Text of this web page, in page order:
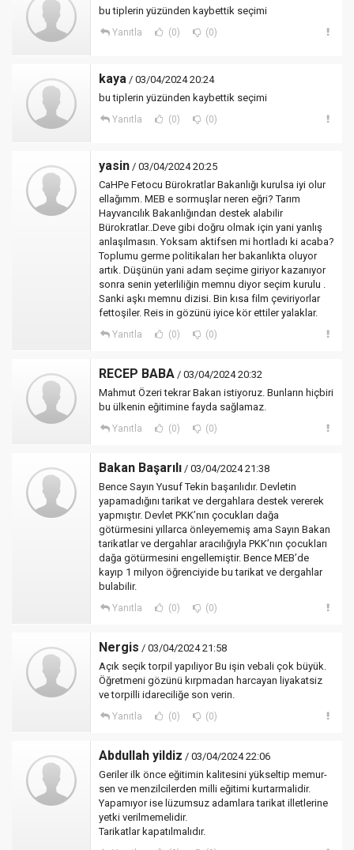
bu tiplerin yüzünden kaybettik seçimi
Yanıtla (0) (0)
kaya / 03/04/2024 20:24
bu tiplerin yüzünden kaybettik seçimi
Yanıtla (0) (0)
yasin / 03/04/2024 20:25
CaHPe Fetocu Bürokratlar Bakanlığı kurulsa iyi olur
ellağımm. MEB e sormuşlar neren eğri? Tarım
Hayvancılık Bakanlığından destek alabilir
Bürokratlar..Deve gibi doğru olmak için yani yanlış
anlaşılmasın. Yoksam aktifsen mi hortladı ki acaba?
Toplumu germe politikaları her bakanlıkta oluyor
artık. Düşünün yani adam seçime giriyor kazanıyor
sonra senin yeterliliğin memnu diyor seçim kurulu .
Sanki aşkı memnu dizisi. Bin kısa film çeviriyorlar
fettoşiler. Reis in gözünü iyice kör ettiler yalaklar.
Yanıtla (0) (0)
RECEP BABA / 03/04/2024 20:32
Mahmut Özeri tekrar Bakan istiyoruz. Bunların hiçbiri
bu ülkenin eğitimine fayda sağlamaz.
Yanıtla (0) (0)
Bakan Başarılı / 03/04/2024 21:38
Bence Sayın Yusuf Tekin başarılıdır. Devletin
yapamadığını tarikat ve dergahlara destek vererek
yapmıştır. Devlet PKK’nın çocukları dağa
götürmesini yıllarca önleyememiş ama Sayın Bakan
tarikatlar ve dergahlar aracılığıyla PKK’nın çocukları
dağa götürmesini engellemiştir. Bence MEB’de
kayıp 1 milyon öğrenciyide bu tarikat ve dergahlar
bulabilir.
Yanıtla (0) (0)
Nergis / 03/04/2024 21:58
Açık seçik torpil yapıliyor Bu işin vebali çok büyük.
Öğretmeni gözünü kırpmadan harcayan liyakatsiz
ve torpilli idareciliğe son verin.
Yanıtla (0) (0)
Abdullah yildiz / 03/04/2024 22:06
Geriler ilk önce eğitimin kalitesini yükseltip memur-
sen ve menzilcilerden milli eğitimi kurtarmalidir.
Yapamıyor ise lüzumsuz adamlara tarikat illetlerine
yetki verilmemelidir.
Tarikatlar kapatılmalıdır.